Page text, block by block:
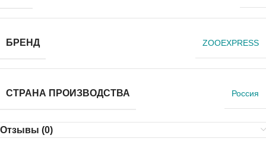
БРЕНД ZOOEXPRESS
СТРАНА ПРОИЗВОДСТВА Россия
Отзывы (0)